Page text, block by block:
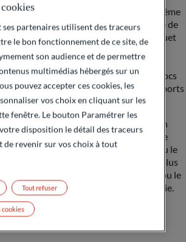
ne progressent pas toutes au même
purement domestique ou figée risque de
surperformance et de subir de plein fouet
approche mondiale et flexible permet
l’allocation au gré des conditions :
de l’appétit pour le risque, chocs
sectorielles qui transforment les rapports
aux portefeuilles de capter un
: les grandes tendances de
artificielle, la digitalisation ou le
mais aussi des opportunités plus
écarts de valorisation entre régions ou le
des matières premières et de l’industrie.
là où les valorisations restent
structurelles façonnent la
partenaires utilisent des traceurs
le bon fonctionnement de ce site, de
son audience et de permettre
multimédias hébergés sur un
pouvez accepter ces cookies, les
vos choix en cliquant sur les
fenêtre. Le bouton Paramétrer les
disposition le détail des traceurs
de revenir sur vos choix à tout
Tout refuser
cookies